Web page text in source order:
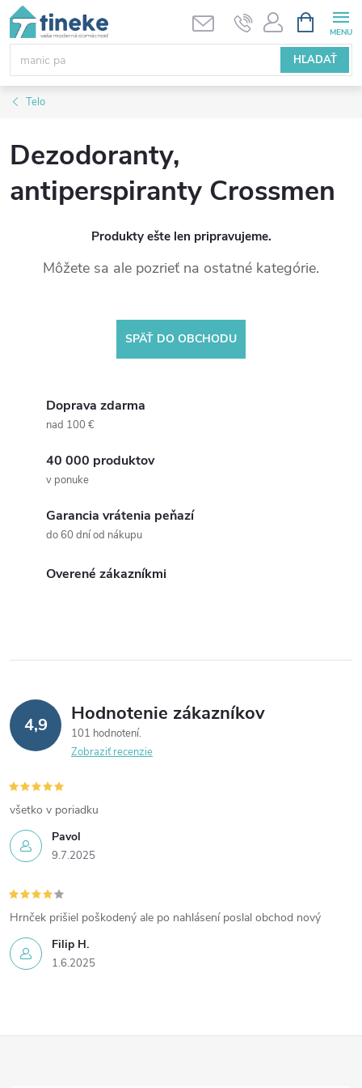
Prejsť
obsah
HĽADAŤ
KOŠÍK
Telo
Dezodoranty,
antiperspiranty Crossmen
Produkty ešte len pripravujeme.
Môžete sa ale pozrieť na ostatné kategórie.
SPÄŤ DO OBCHODU
Doprava zdarma
nad 100 €
40 000 produktov
v ponuke
Garancia vrátenia peňazí
do 60 dní od nákupu
Overené zákazníkmi
4,9 Hodnotenie zákazníkov
101 hodnotení
Zobraziť recenzie
Pavol
9.7.2025
všetko v poriadku
Filip H.
1.6.2025
Hrnček prišiel poškodený ale po nahlásení poslal obchod nový